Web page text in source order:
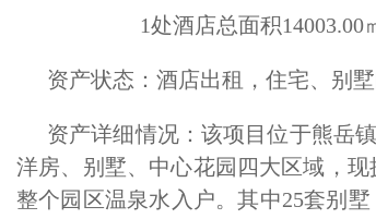
1处酒店总面积14003.00
资产状态：酒店出租，住宅、别
资产详细情况：该项目位于熊岳
洋房、别墅、中心花园四大区域，
整个园区温泉水入户。其中25套别